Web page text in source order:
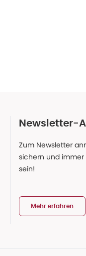
Newsletter-
Zum Newsletter
sichern und
sein!
Mehr erfahren